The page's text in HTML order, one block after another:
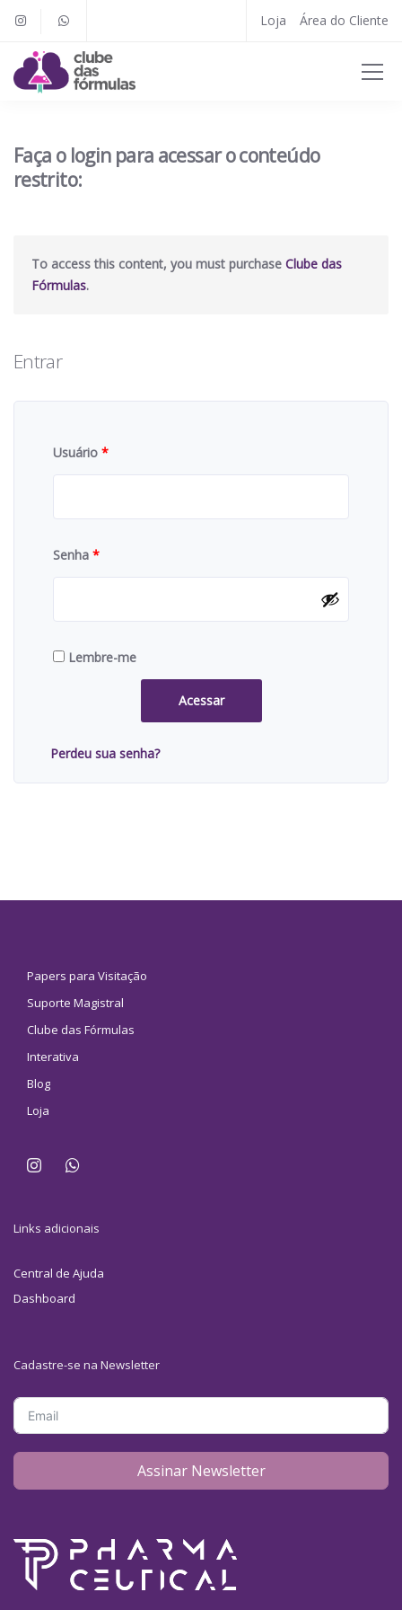
Loja Área do Cliente
Faça o login para acessar o conteúdo
restrito:
To access this content, you must purchase Clube das
Fórmulas.
Entrar
Usuário *
Senha *
Lembre-me
Acessar
Perdeu sua senha?
Papers para Visitação
Suporte Magistral
Clube das Fórmulas
Interativa
Blog
Loja
Links adicionais
Central de Ajuda
Dashboard
Cadastre-se na Newsletter
Assinar Newsletter